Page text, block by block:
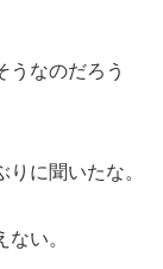
うなのだろう
に聞いたな。
い。